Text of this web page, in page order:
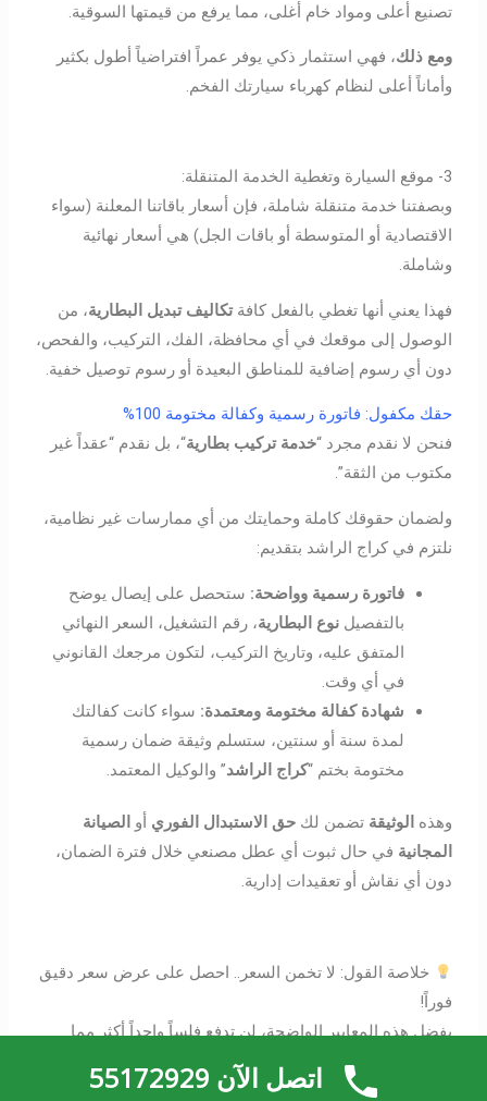
تصنيع أعلى ومواد خام أغلى، مما يرفع من قيمتها السوقية.
ومع ذلك، فهي استثمار ذكي يوفر عمراً افتراضياً أطول بكثير
وأماناً أعلى لنظام كهرباء سيارتك الفخم.
3- موقع السيارة وتغطية الخدمة المتنقلة:
وبصفتنا خدمة متنقلة شاملة، فإن أسعار باقاتنا المعلنة (سواء
الاقتصادية أو المتوسطة أو باقات الجل) هي أسعار نهائية
وشاملة.
فهذا يعني أنها تغطي بالفعل كافةتكاليف تبديل البطارية، من
الوصول إلى موقعك في أي محافظة، الفك، التركيب، والفحص،
دون أي رسوم إضافية للمناطق البعيدة أو رسوم توصيل خفية.
حقك مكفول: فاتورة رسمية وكفالة مختومة 100%
فنحن لا نقدم مجرد “خدمة تركيب بطارية“، بل نقدم “عقداً غير
مكتوب من الثقة”.
ولضمان حقوقك كاملة وحمايتك من أي ممارسات غير نظامية،
نلتزم في كراج الراشد بتقديم:
فاتورة رسمية وواضحة: ستحصل على إيصال يوضح
بالتفصيلنوع البطارية، رقم التشغيل، السعر النهائي
المتفق عليه، وتاريخ التركيب، لتكون مرجعك القانوني
في أي وقت.
شهادة كفالة مختومة ومعتمدة: سواء كانت كفالتك
لمدة سنة أو سنتين، ستسلم وثيقة ضمان رسمية
مختومة بختم “كراج الراشد” والوكيل المعتمد.
وهذه الوثيقة تضمن لكحق الاستبدال الفوري أو الصيانة
المجانية في حال ثبوت أي عطل مصنعي خلال فترة الضمان،
دون أي نقاش أو تعقيدات إدارية.
خلاصة القول: لا تخمن السعر.. احصل على عرض سعر دقيق
فوراً!
بفضل هذه المعايير الواضحة، لن تدفع فلساً واحداً أكثر مما
تستحق، ولن تفاجأ بأي تكاليف إضافية.
اتصل الآن 55172929